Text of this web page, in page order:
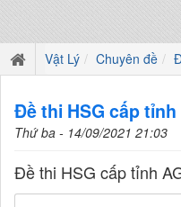
Vật Lý Chuyên đề
Đề thi HSG cấp tỉnh
Thứ ba - 14/09/2021 21:03
Đề thi HSG cấp tỉnh